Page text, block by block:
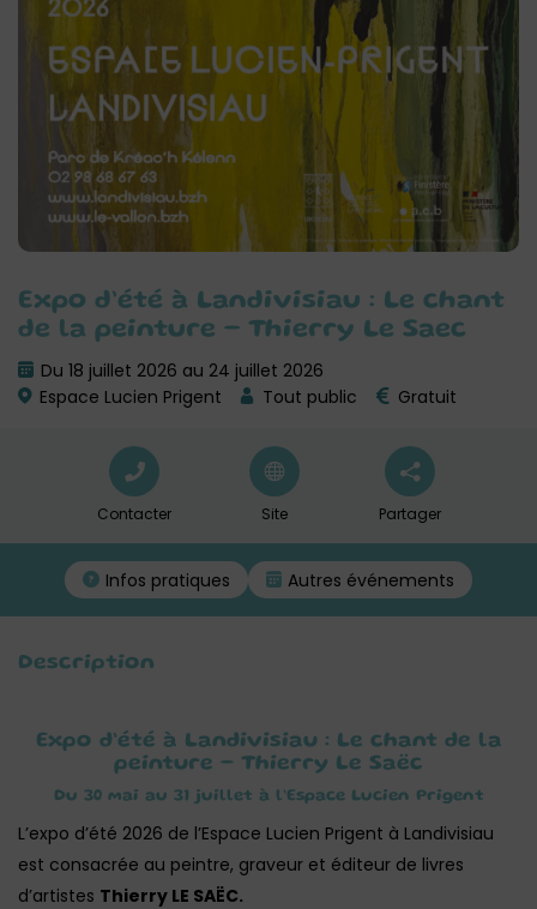
Expo d’été à Landivisiau : Le chant
de la peinture – Thierry Le Saec
Du 18 juillet 2026 au 24 juillet 2026
Espace Lucien Prigent
Tout public Gratuit
Contacter Site Partager
Infos pratiques Autres événements
Description
Expo d’été à Landivisiau : Le chant de la
peinture – Thierry Le Saëc
Du 30 mai au 31 juillet à l’Espace Lucien Prigent
L’expo d’été 2026 de l’Espace Lucien Prigent à Landivisiau
est consacrée au peintre, graveur et éditeur de livres
d’artistes Thierry LE SAËC.